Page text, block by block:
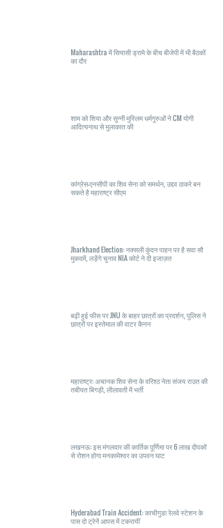
Maharashtra में सियासी ड्रामे के बीच बीजेपी में भी बैठकों
का दौर
शाम को शिया और सुन्नी मुस्लिम धर्मगुरुओं ने CM योगी
आदित्यनाथ से मुलाकात की
कांग्रेस-एनसीपी का शिव सेना को समर्थन, उद्दव ठाकरे बन
सकते है महाराष्ट्र सीएम
Jharkhand Election: नक्सली कुंदन पाहन पर है सवा सौ
मुकदमें, लड़ेंगे चुनाव NIA कोर्ट ने दी इजाज़त
बढ़ी हुई फीस पर JNU के बाहर छात्रों का प्रदर्शन, पुलिस ने
छात्रों पर इस्तेमाल की वाटर कैनन
महाराष्ट्र: अचानक शिव सेना के वरिश्ठ नेता संजय राउत की
तबीयत बिगड़ी, लीलावती में भर्ती
लखनऊ: इस मंगलवार की कार्तिक पूर्णिमा पर 6 लाख दीपकों
से रोशन होगा मनकामेश्वर का उपवन घाट
Hyderabad Train Accident: काचीगुडा रेलवे स्टेशन के
पास दो ट्रेनें आपस में टकरायीं